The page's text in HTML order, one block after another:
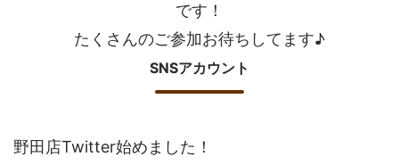
です！
たくさんのご参加お待ちしてます♪
SNSアカウント
野田店Twitter始めました！